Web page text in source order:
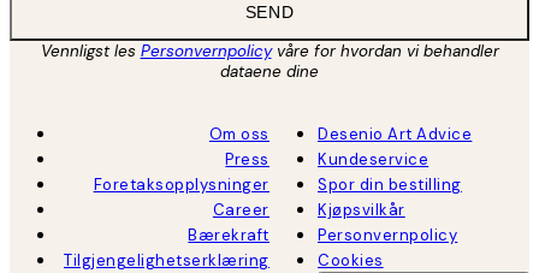
SEND
Vennligst les Personvernpolicyvåre for hvordan vi behandler
dataene dine
Om oss
Press
Foretaksopplysninger
Career
Bærekraft
Tilgjengelighetserklæring
Desenio Art Advice
Kundeservice
Spor din bestilling
Kjøpsvilkår
Personvernpolicy
Cookies